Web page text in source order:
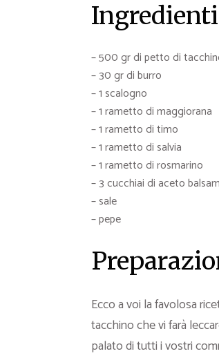
Ingredienti
– 500 gr di petto di
– 30 gr di burro
– 1 scalogno
– 1 rametto di maggiorana
– 1 rametto di timo
– 1 rametto di salvia
– 1 rametto di rosmarino
– 3 cucchiai di aceto
– sale
– pepe
Ecco a voi la favolosa
tacchino che vi farà
palato di tutti i vostri